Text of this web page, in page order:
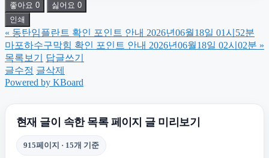
송파하수구막힘
남양주이혼전문변호사
좋아요 0 싫어요 0
인쇄
« 동탄임플란트 확인 포인트 안내 2026년06월18일 01시52분
마포하수구막힘 확인 포인트 안내 2026년06월18일 02시02분 »
목록보기
답글쓰기
글수정 글삭제
Powered by KBoard
현재 글이 속한 목록 페이지 글 미리보기
915페이지 · 15개 기준